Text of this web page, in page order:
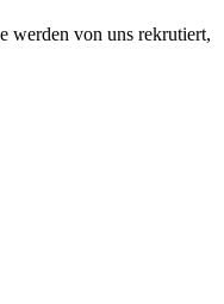
werden von uns rekrutiert,